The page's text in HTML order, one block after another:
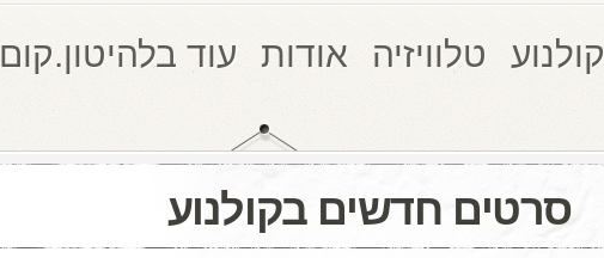
קולנוע טלוויזיה אודות עוד בלהיטון.קום
סרטים חדשים בקולנוע